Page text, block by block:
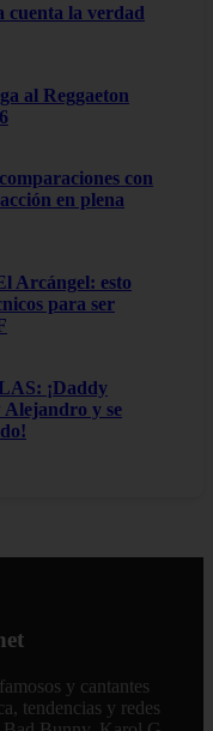
cuenta la verdad
al Reggaeton
con
en plena
Arcángel: esto
para ser
¡Daddy
Alejandro y se
y cantantes
tendencias y redes